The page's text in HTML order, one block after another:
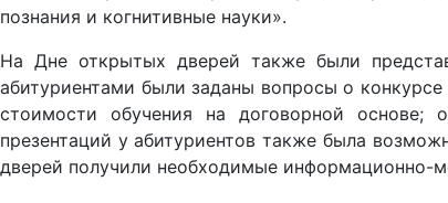
познания и когнитивные науки».
На Дне открытых дверей также были
абитуриентами были заданы вопросы о
стоимости обучения на договорной основе;
презентаций у абитуриентов также была
дверей получили необходимые информационно-